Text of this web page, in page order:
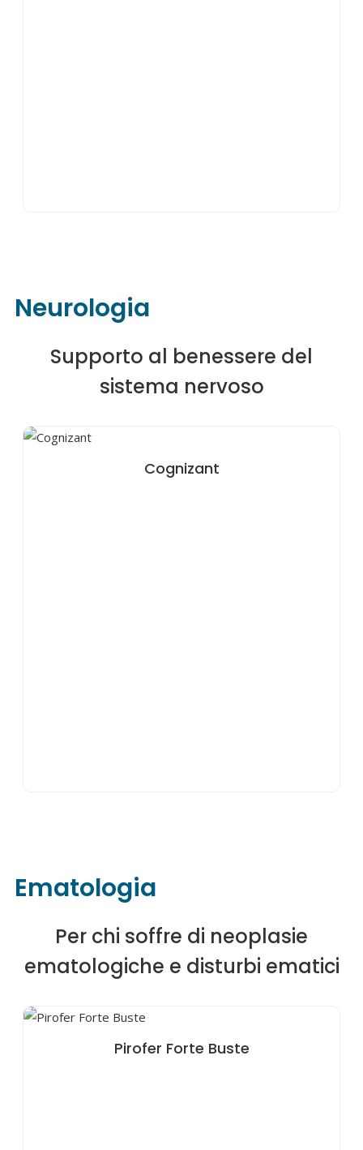
Neurologia
Supporto al benessere del
sistema nervoso
Cognizant
Ematologia
Per chi soffre di neoplasie
ematologiche e disturbi ematici
Pirofer Forte Buste